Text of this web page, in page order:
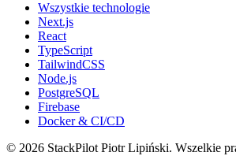
Wszystkie technologie
Next.js
React
TypeScript
TailwindCSS
Node.js
PostgreSQL
Firebase
Docker & CI/CD
© 2026 StackPilot Piotr Lipiński. Wszelkie